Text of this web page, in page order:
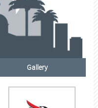
Gallery